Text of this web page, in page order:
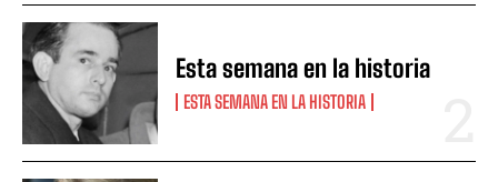
Esta semana en la historia
ESTA SEMANA EN LA HISTORIA